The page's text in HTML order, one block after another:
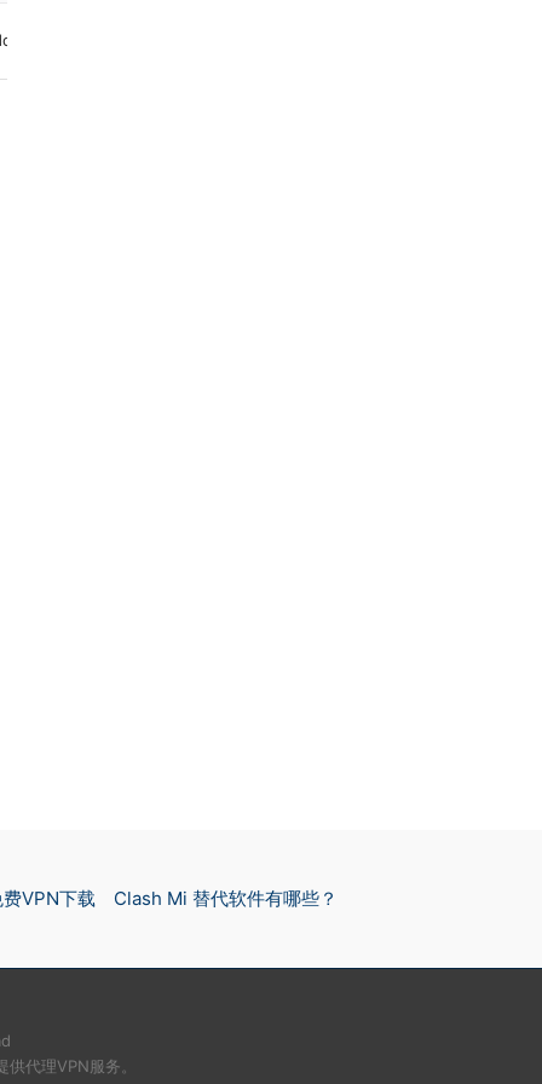
v1.0.26.1206/clashmi_1.0.26.1206_windows_x64.zip
VPN下载 Clash Mi 替代软件有哪些？
代理VPN服务。